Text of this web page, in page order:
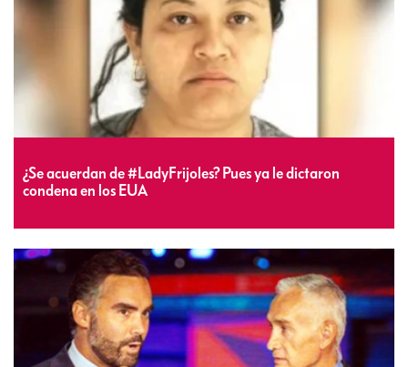
¿Se acuerdan de #LadyFrijoles? Pues ya le dictaron
condena en los EUA